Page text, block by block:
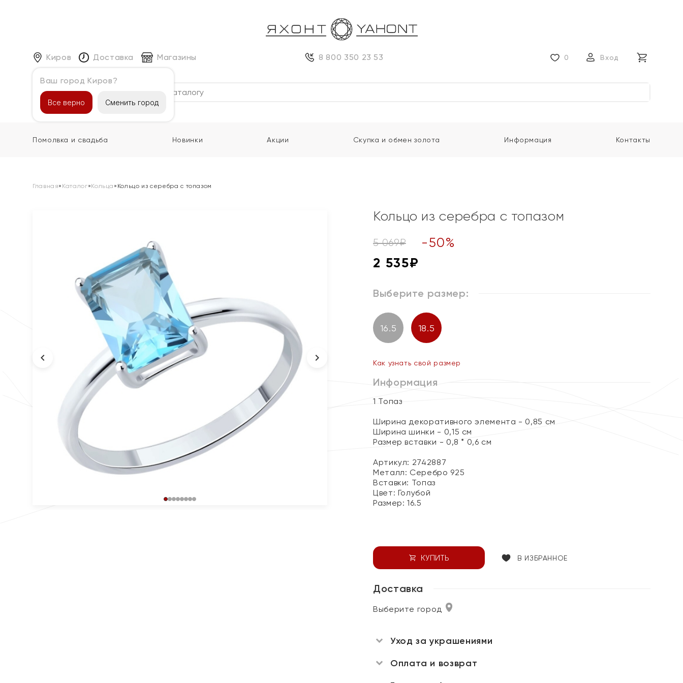
Киров
Ваш город Киров?
Все верно Сменить город
Доставка Магазины 8 800 350 23 53 0 Вход
Каталог
Помолвка и свадьба Новинки Акции Скупка и обмен золота Информация Контакты
Главная» Каталог»Кольца » Кольцо из серебра с топазом
Кольцо из серебра с топазом
5 069₽ -50%
2 535₽
Выберите размер:
16.5 18.5
Как узнать свой размер
Информация
1 Топаз
Ширина декоративного элемента - 0,85 см
Ширина шинки - 0,15 см
Размер вставки - 0,8 * 0,6 см
Артикул: 2742887
Металл: Серебро 925
Вставки: Топаз
Цвет: Голубой
Размер:16.5
КУПИТЬ В ИЗБРАННОЕ
Доставка
Выберите город
Уход за украшениями
Оплата и возврат